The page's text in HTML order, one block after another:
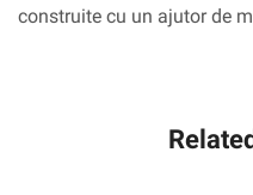
construite cu un ajutor de